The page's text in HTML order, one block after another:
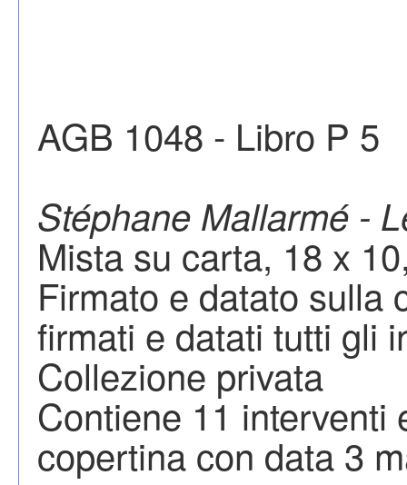
AGB 1048 - Libro P 5
Stéphane Mallarmé -
Mista su carta, 18 x
Firmato e datato sulla
firmati e datati tutti gli
Collezione privata
Contiene 11
copertina con data 3